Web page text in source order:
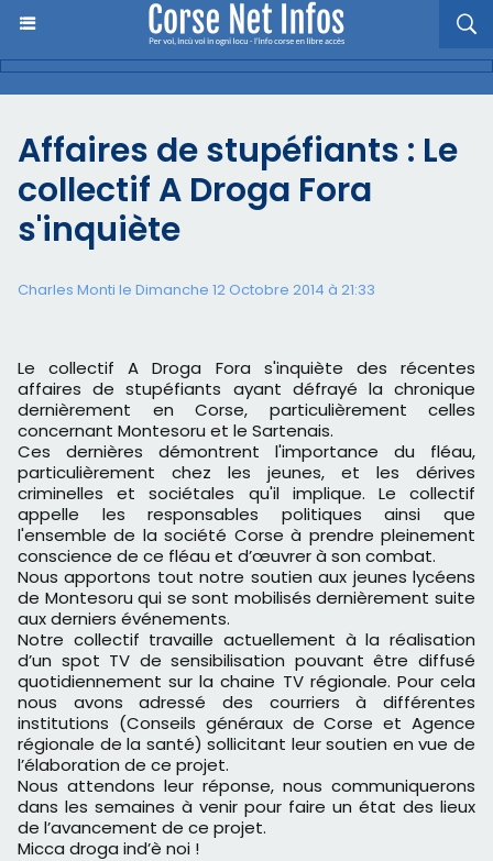
Affaires de stupéfiants : Le
collectif A Droga Fora
s'inquiète
Charles Monti le Dimanche 12 Octobre 2014 à 21:33
Le collectif A Droga Fora s'inquiète des récentes
affaires de stupéfiants ayant défrayé la chronique
dernièrement en Corse, particulièrement celles
concernant Montesoru et le Sartenais.
Ces dernières démontrent l'importance du fléau,
particulièrement chez les jeunes, et les dérives
criminelles et sociétales qu'il implique. Le collectif
appelle les responsables politiquesainsi que
l'ensemble de la société Corse à prendre pleinement
conscience de ce fléau et d’œuvrer à son combat.
Nous apportons tout notre soutien aux jeunes lycéens
de Montesoru qui se sont mobilisésdernièrement suite
aux derniers événements.
Notre collectif travaille actuellement à la réalisation
d’un spot TV de sensibilisation pouvantêtre diffusé
quotidiennement sur la chaine TV régionale. Pour cela
nous avons adressé des courriers à différentes
institutions (Conseils généraux de Corse et Agence
régionale de la santé) sollicitant leur soutien en vue de
l’élaboration de ce projet.
Nous attendons leur réponse, nous communiquerons
dans les semaines à venir pour faire un état des lieux
de l’avancement de ce projet.
Micca droga ind’è noi !